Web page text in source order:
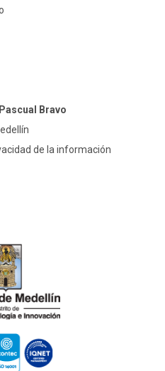
Bravo
de la información